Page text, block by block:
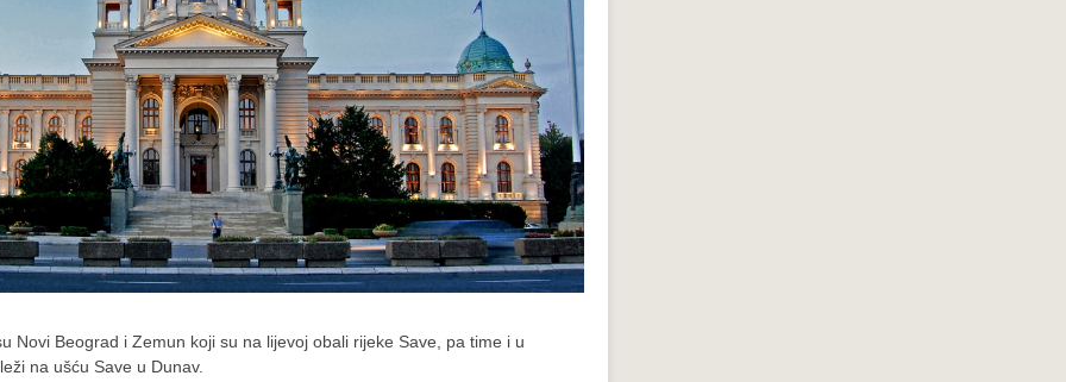
Novi Beograd i Zemun koji su na lijevoj obali rijeke Save, pa time i u
na ušću Save u Dunav.